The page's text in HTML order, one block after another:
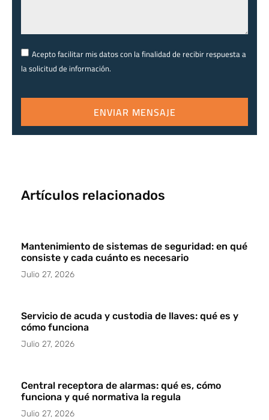
Acepto facilitar mis datos con la finalidad de recibir respuesta a
la solicitud de información.
ENVIAR MENSAJE
Artículos relacionados
Mantenimiento de sistemas de seguridad: en qué
consiste y cada cuánto es necesario
Julio 27, 2026
Servicio de acuda y custodia de llaves: qué es y
cómo funciona
Julio 27, 2026
Central receptora de alarmas: qué es, cómo
funciona y qué normativa la regula
Julio 27, 2026